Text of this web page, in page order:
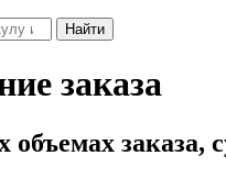
Найти
заказа
заказа,